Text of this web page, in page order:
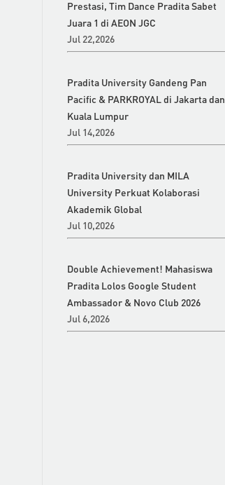
Prestasi, Tim Dance Pradita Sabet
Juara 1 di AEON JGC
Jul 22,2026
Pradita University Gandeng Pan
Pacific & PARKROYAL di Jakarta dan
Kuala Lumpur
Jul 14,2026
Pradita University dan MILA
University Perkuat Kolaborasi
Akademik Global
Jul 10,2026
Double Achievement! Mahasiswa
Pradita Lolos Google Student
Ambassador & Novo Club 2026
Jul 6,2026